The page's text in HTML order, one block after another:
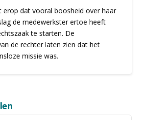
erop dat vooral boosheid over haar
de medewerkster ertoe heeft
te starten. De
de rechter laten zien dat het
missie was.